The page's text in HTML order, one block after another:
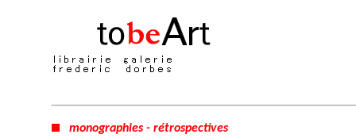
monographies - rétrospectives